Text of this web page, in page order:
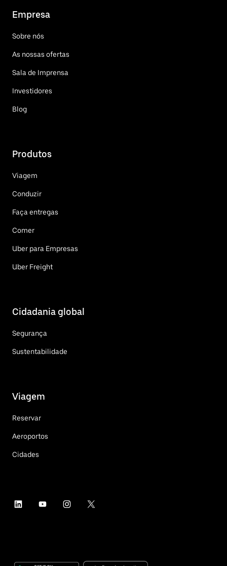
Empresa
Sobre nós
As nossas ofertas
Sala de Imprensa
Investidores
Blog
Produtos
Viagem
Conduzir
Faça entregas
Comer
Uber para Empresas
Uber Freight
Cidadania global
Segurança
Sustentabilidade
Viagem
Reservar
Aeroportos
Cidades